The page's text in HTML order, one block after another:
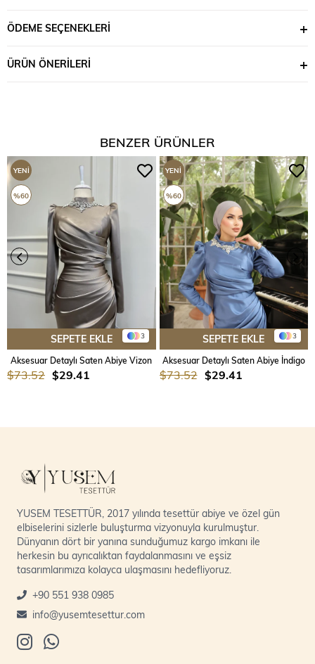
ÖDEME SEÇENEKLERI
ÜRÜN ÖNERILERI
BENZER ÜRÜNLER
3
SEPETE EKLE
Aksesuar Detaylı Saten Abiye Vizon
$29.41
$73.52
YENI
ÜRÜN
%60
3
SEPETE EKLE
Aksesuar Detaylı Saten Abiye İndigo
$29.41
$73.52
YENI
ÜRÜN
%60
YUSEM TESETTÜR, 2017 yılında tesettür abiye ve özel gün
elbiselerini sizlerle buluşturma vizyonuyla kurulmuştur.
Dünyanın dört bir yanına sunduğumuz kargo imkanı ile
herkesin bu ayrıcalıktan faydalanmasını ve eşsiz
tasarımlarımıza kolayca ulaşmasını hedefliyoruz.
+90 551 938 0985
info@yusemtesettur.com